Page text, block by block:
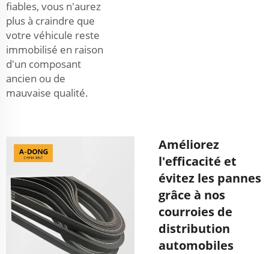
fiables, vous n'aurez
plus à craindre que
votre véhicule reste
immobilisé en raison
d'un composant
ancien ou de
mauvaise qualité.
Améliorez
l'efficacité et
évitez les pannes
grâce à nos
courroies de
distribution
automobiles